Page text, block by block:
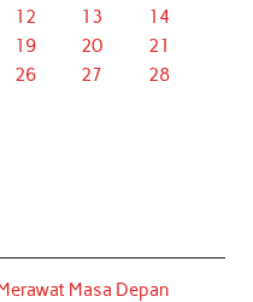
12 13
14
19 20
21
26 27
28
Masa Depan